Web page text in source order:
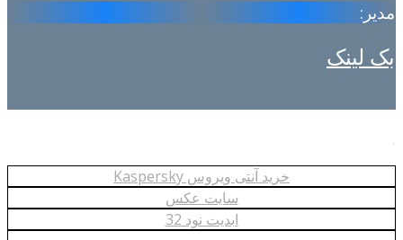
مدیر:
بک لینک
.
خرید آنتی ویروس Kaspersky
سایت عکس
ابديت نود 32